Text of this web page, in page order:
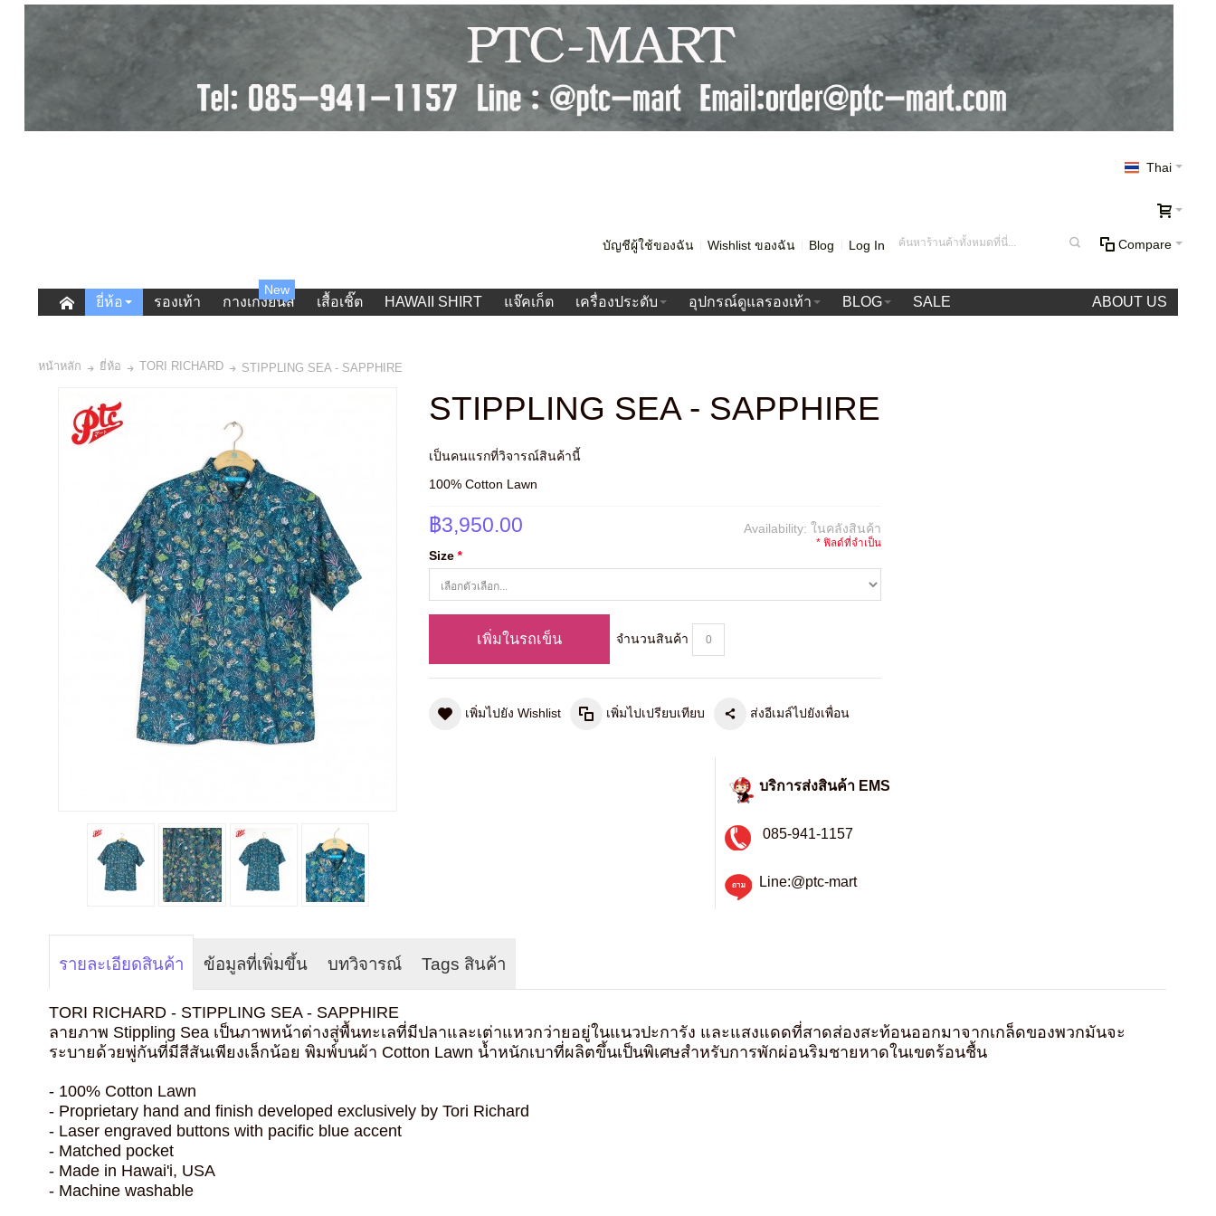
Thai
Compare
บัญชีผู้ใช้ของฉัน Wishlist ของฉัน Blog Log In
ยี่ห้อ รองเท้า กางเกงยีนส์
New
เสื้อเชิ๊ต HAWAII SHIRT แจ๊คเก็ต เครื่องประดับ อุปกรณ์ดูแลรองเท้า BLOG SALE ABOUT US
หน้าหลัก ยี่ห้อ TORI RICHARD STIPPLING SEA - SAPPHIRE
STIPPLING SEA - SAPPHIRE
เป็นคนแรกที่วิจารณ์สินค้านี้
100% Cotton Lawn
Availability:ในคลังสินค้า
฿3,950.00
*
Size
* ฟิลด์ที่จำเป็น
จำนวนสินค้า
เพิ่มในรถเข็น
เพิ่มไปยัง Wishlist เพิ่มไปเปรียบเทียบ ส่งอีเมล์ไปยังเพื่อน
บริการส่งสินค้า EMS
085-941-1157
Line:@ptc-mart
รายละเอียดสินค้า ข้อมูลที่เพิ่มขึ้น บทวิจารณ์ Tags สินค้า
TORI RICHARD - STIPPLING SEA - SAPPHIRE
ลายภาพ Stippling Sea เป็นภาพหน้าต่างสู่พื้นทะเลที่มีปลาและเต่าแหวกว่ายอยู่ในแนวปะการัง และแสงแดดที่สาดส่องสะท้อนออกมาจากเกล็ดของพวกมันจะ
ระบายด้วยพู่กันที่มีสีสันเพียงเล็กน้อย พิมพ์บนผ้า Cotton Lawn น้ำหนักเบาที่ผลิตขึ้นเป็นพิเศษสำหรับการพักผ่อนริมชายหาดในเขตร้อนชื้น
- 100% Cotton Lawn
- Proprietary hand and finish developed exclusively by Tori Richard
- Laser engraved buttons with pacific blue accent
- Matched pocket
- Made in Hawai'i, USA
- Machine washable